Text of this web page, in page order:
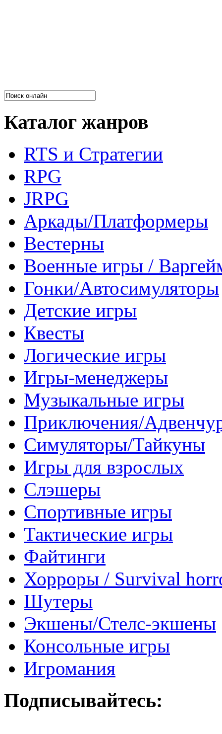
Каталог жанров
RTS и Стратегии
RPG
JRPG
Аркады/Платформеры
Вестерны
Военные игры /
Гонки/Автосимуляторы
Детские игры
Квесты
Логические игры
Игры-менеджеры
Музыкальные игры
Приключения/
Симуляторы/Тайкуны
Игры для взрослых
Слэшеры
Спортивные игры
Тактические игры
Файтинги
Хорроры / Survival
Шутеры
Экшены/Стелс-экшены
Консольные игры
Игромания
Подписывайтесь: